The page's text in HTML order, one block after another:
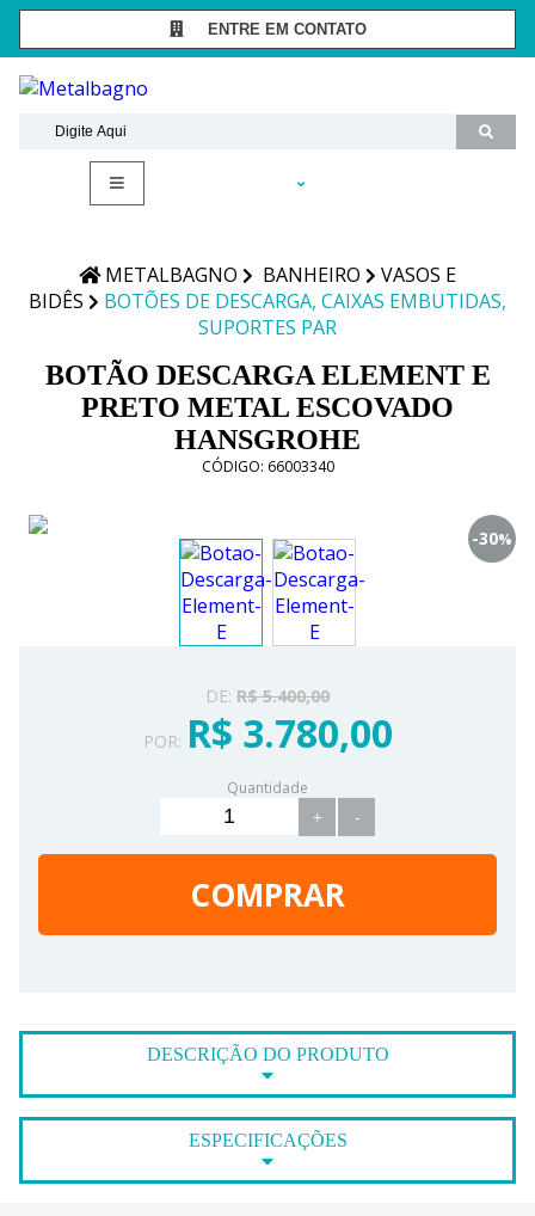
ENTRE EM CONTATO
(11) 99467-1909
METALBAGNO BANHEIRO
VASOS E
BIDÊS
BOTÕES DE DESCARGA, CAIXAS EMBUTIDAS,
SUPORTES PAR
BOTÃO DESCARGA ELEMENT E
PRETO METAL ESCOVADO
HANSGROHE
CÓDIGO: 66003340
-30%
DE: R$ 5.400,00
POR: R$ 3.780,00
Quantidade
+ -
COMPRAR
DESCRIÇÃO DO PRODUTO
ESPECIFICAÇÕES